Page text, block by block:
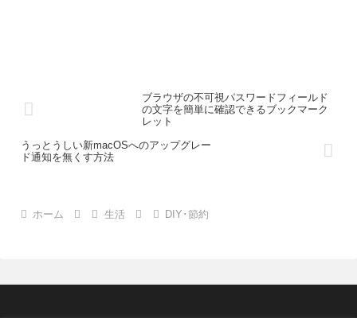
ブラウザの不可視パスワードフィールド
の文字を簡単に確認できるブックマーク
レット
うっとうしい新macOSへのアップグレー
ド通知を無くす方法
ホーム 生活 DIY･節約